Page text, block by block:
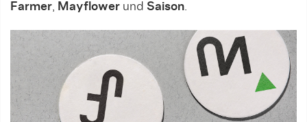
Farmer, Mayflower und Saison.